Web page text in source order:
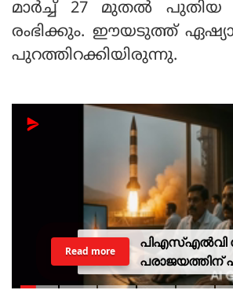
മാര്‍ച്ച് 27 മുതല്‍
രംഭിക്കും. ഈയടുത്ത്
പുറത്തിറക്കിയിരുന്നു.
പിഎസ്എല്‍വി
പരാജയത്തിന്
Read more